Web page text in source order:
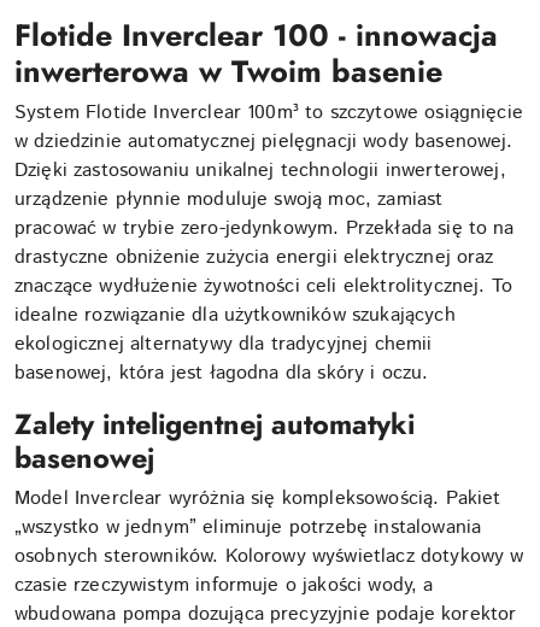
Flotide Inverclear 100 - innowacja
inwerterowa w Twoim basenie
System Flotide Inverclear 100m³ to szczytowe osiągnięcie
w dziedzinie automatycznej pielęgnacji wody basenowej.
Dzięki zastosowaniu unikalnej technologii inwerterowej,
urządzenie płynnie moduluje swoją moc, zamiast
pracować w trybie zero-jedynkowym. Przekłada się to na
drastyczne obniżenie zużycia energii elektrycznej oraz
znaczące wydłużenie żywotności celi elektrolitycznej. To
idealne rozwiązanie dla użytkowników szukających
ekologicznej alternatywy dla tradycyjnej chemii
basenowej, która jest łagodna dla skóry i oczu.
Zalety inteligentnej automatyki
basenowej
Model Inverclear wyróżnia się kompleksowością. Pakiet
„wszystko w jednym” eliminuje potrzebę instalowania
osobnych sterowników. Kolorowy wyświetlacz dotykowy w
czasie rzeczywistym informuje o jakości wody, a
wbudowana pompa dozująca precyzyjnie podaje korektor